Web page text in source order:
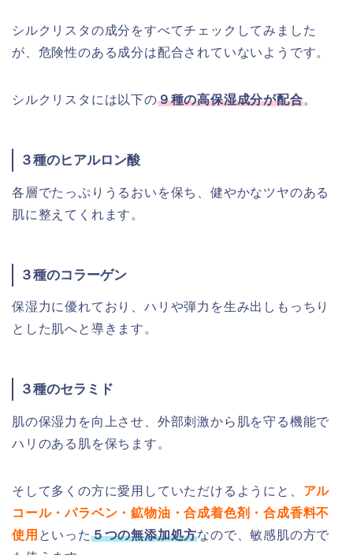
シルクリスタの成分をすべてチェックしてみました
が、危険性のある成分は配合されていないようです。
シルクリスタには以下の９種の高保湿成分が配合。
３種のヒアルロン酸
各層でたっぷりうるおいを保ち、健やかなツヤのある
肌に整えてくれます。
３種のコラーゲン
保湿力に優れており、ハリや弾力を生み出しもっちり
とした肌へと導きます。
３種のセラミド
肌の保湿力を向上させ、外部刺激から肌を守る機能で
ハリのある肌を保ちます。
そして多くの方に愛用していただけるようにと、 アル
コール・パラベン・鉱物油・合成着色剤・合成香料不
使用 といった５つの無添加処方なので 、敏感肌の方で